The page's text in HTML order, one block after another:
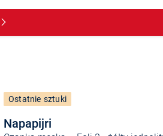
Napapijri
Ostatnie sztuki